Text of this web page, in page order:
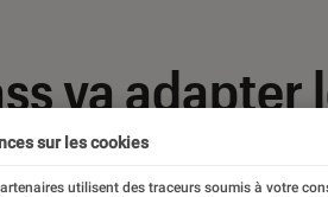
va
sur les cookies
utilisent des traceurs soumis à votre